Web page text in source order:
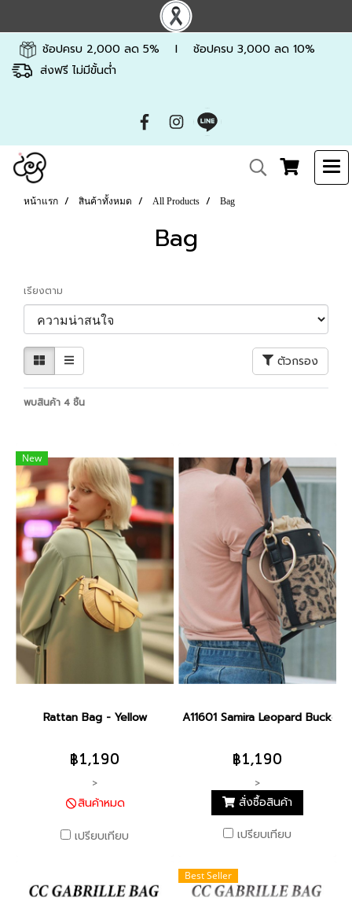
ช้อปครบ 2,000 ลด 5% l ช้อปครบ 3,000 ลด 10%
ส่งฟรี ไม่มีขั้นต่ำ
หน้าแรก สินค้าทั้งหมด All Products Bag
Bag
เรียงตาม
ตัวกรอง
พบสินค้า 4 ชิ้น
New
Rattan Bag - Yellow
฿1,190
>
สินค้าหมด
เปรียบเทียบ
A11601 Samira Leopard Bucket
฿1,190
>
สั่งซื้อสินค้า
เปรียบเทียบ
Best Seller